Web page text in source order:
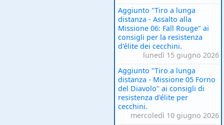
Aggiunto "Tiro a lunga
distanza - Assalto alla
Missione 06: Fall Rouge" ai
consigli per la resistenza
d'élite dei cecchini.
lunedì 15 giugno 2026
Aggiunto "Tiro a lunga
distanza - Missione 05 Forno
del Diavolo" ai consigli di
resistenza d'élite per
cecchini.
mercoledì 10 giugno 2026